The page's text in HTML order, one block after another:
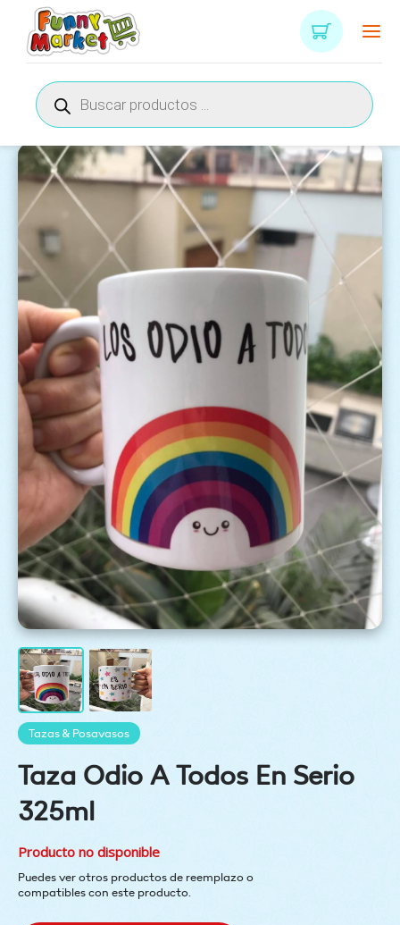
Búsqueda
de
productos
Tazas & Posavasos
Taza Odio A Todos En Serio
325ml
Producto no disponible
Puedes ver otros productos de reemplazo o
compatibles con este producto.